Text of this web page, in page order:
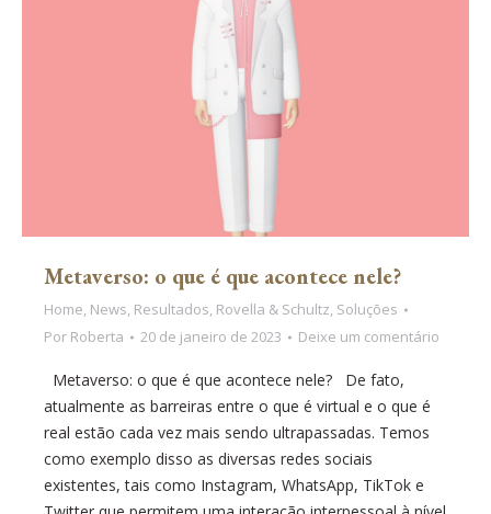
Metaverso: o que é que acontece nele?
Home, News, Resultados, Rovella & Schultz, Soluções
Por Roberta 20 de janeiro de 2023 Deixe um comentário
Metaverso: o que é que acontece nele? De fato,
atualmente as barreiras entre o que é virtual e o que é
real estão cada vez mais sendo ultrapassadas. Temos
como exemplo disso as diversas redes sociais
existentes, tais como Instagram, WhatsApp, TikTok e